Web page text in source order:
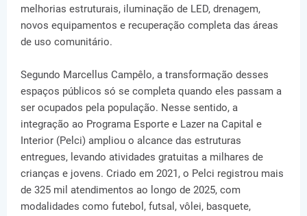
melhorias estruturais, iluminação de LED, drenagem,
novos equipamentos e recuperação completa das áreas
de uso comunitário.
Segundo Marcellus Campêlo, a transformação desses
espaços públicos só se completa quando eles passam a
ser ocupados pela população. Nesse sentido, a
integração ao Programa Esporte e Lazer na Capital e
Interior (Pelci) ampliou o alcance das estruturas
entregues, levando atividades gratuitas a milhares de
crianças e jovens. Criado em 2021, o Pelci registrou mais
de 325 mil atendimentos ao longo de 2025, com
modalidades como futebol, futsal, vôlei, basquete,